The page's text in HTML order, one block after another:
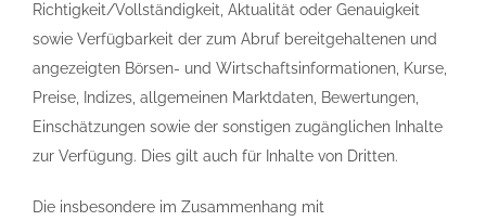
Richtigkeit/Vollständigkeit, Aktualität oder Genauigkeit
sowie Verfügbarkeit der zum Abruf bereitgehaltenen und
angezeigten Börsen- und Wirtschaftsinformationen, Kurse,
Preise, Indizes, allgemeinen Marktdaten, Bewertungen,
Einschätzungen sowie der sonstigen zugänglichen Inhalte
zur Verfügung. Dies gilt auch für Inhalte von Dritten.
Die insbesondere im Zusammenhang mit